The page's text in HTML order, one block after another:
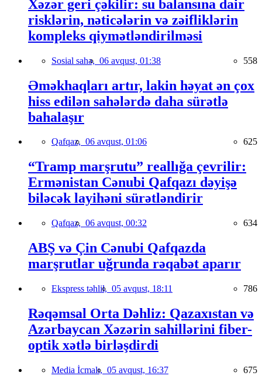
Xəzər geri çəkilir: su balansına dair
risklərin, nəticələrin və zəifliklərin
kompleks qiymətləndirilməsi
Sosial sahə, 06 avqust, 01:38 558
Əməkhaqları artır, lakin həyat ən çox
hiss edilən sahələrdə daha sürətlə
bahalaşır
Qafqaz, 06 avqust, 01:06 625
“Tramp marşrutu” reallığa çevrilir:
Ermənistan Cənubi Qafqazı dəyişə
biləcək layihəni sürətləndirir
Qafqaz, 06 avqust, 00:32 634
ABŞ və Çin Cənubi Qafqazda
marşrutlar uğrunda rəqabət aparır
Ekspress təhlil, 05 avqust, 18:11 786
Rəqəmsal Orta Dəhliz: Qazaxıstan və
Azərbaycan Xəzərin sahillərini fiber-
optik xətlə birləşdirdi
Media İcmalı, 05 avqust, 16:37 675